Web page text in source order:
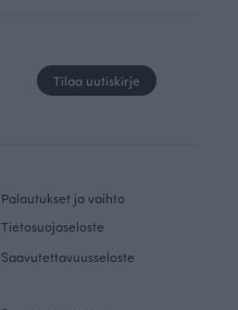
Tilaa uutiskirje
Palautukset ja vaihto
Tietosuojaseloste
Saavutettavuusseloste